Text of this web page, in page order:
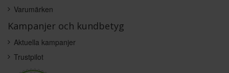
Varumärken
Kampanjer och kundbetyg
Aktuella kampanjer
Trustpilot